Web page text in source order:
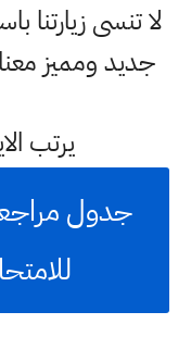
لا تنسى
جديد ومميز
يرتب
جدول